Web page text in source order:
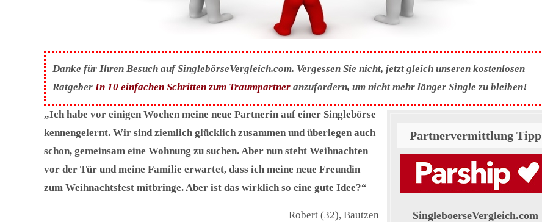
Danke für Ihren Besuch auf SinglebörseVergleich.com. Vergessen Sie nicht, jetzt gleich unseren kostenlosen
RatgeberIn 10 einfachen Schritten zum Traumpartner anzufordern, um nicht mehr länger Single zu bleiben!
Partnervermittlung Tipp
SingleboerseVergleich.com
„Ich habe vor einigen Wochen meine neue Partnerin auf einer Singlebörse
kennengelernt. Wir sind ziemlich glücklich zusammen und überlegen auch
schon, gemeinsam eine Wohnung zu suchen. Aber nun steht Weihnachten
vor der Tür und meine Familie erwartet, dass ich meine neue Freundin
zum Weihnachtsfest mitbringe. Aber ist das wirklich so eine gute Idee?“
Robert (32), Bautzen